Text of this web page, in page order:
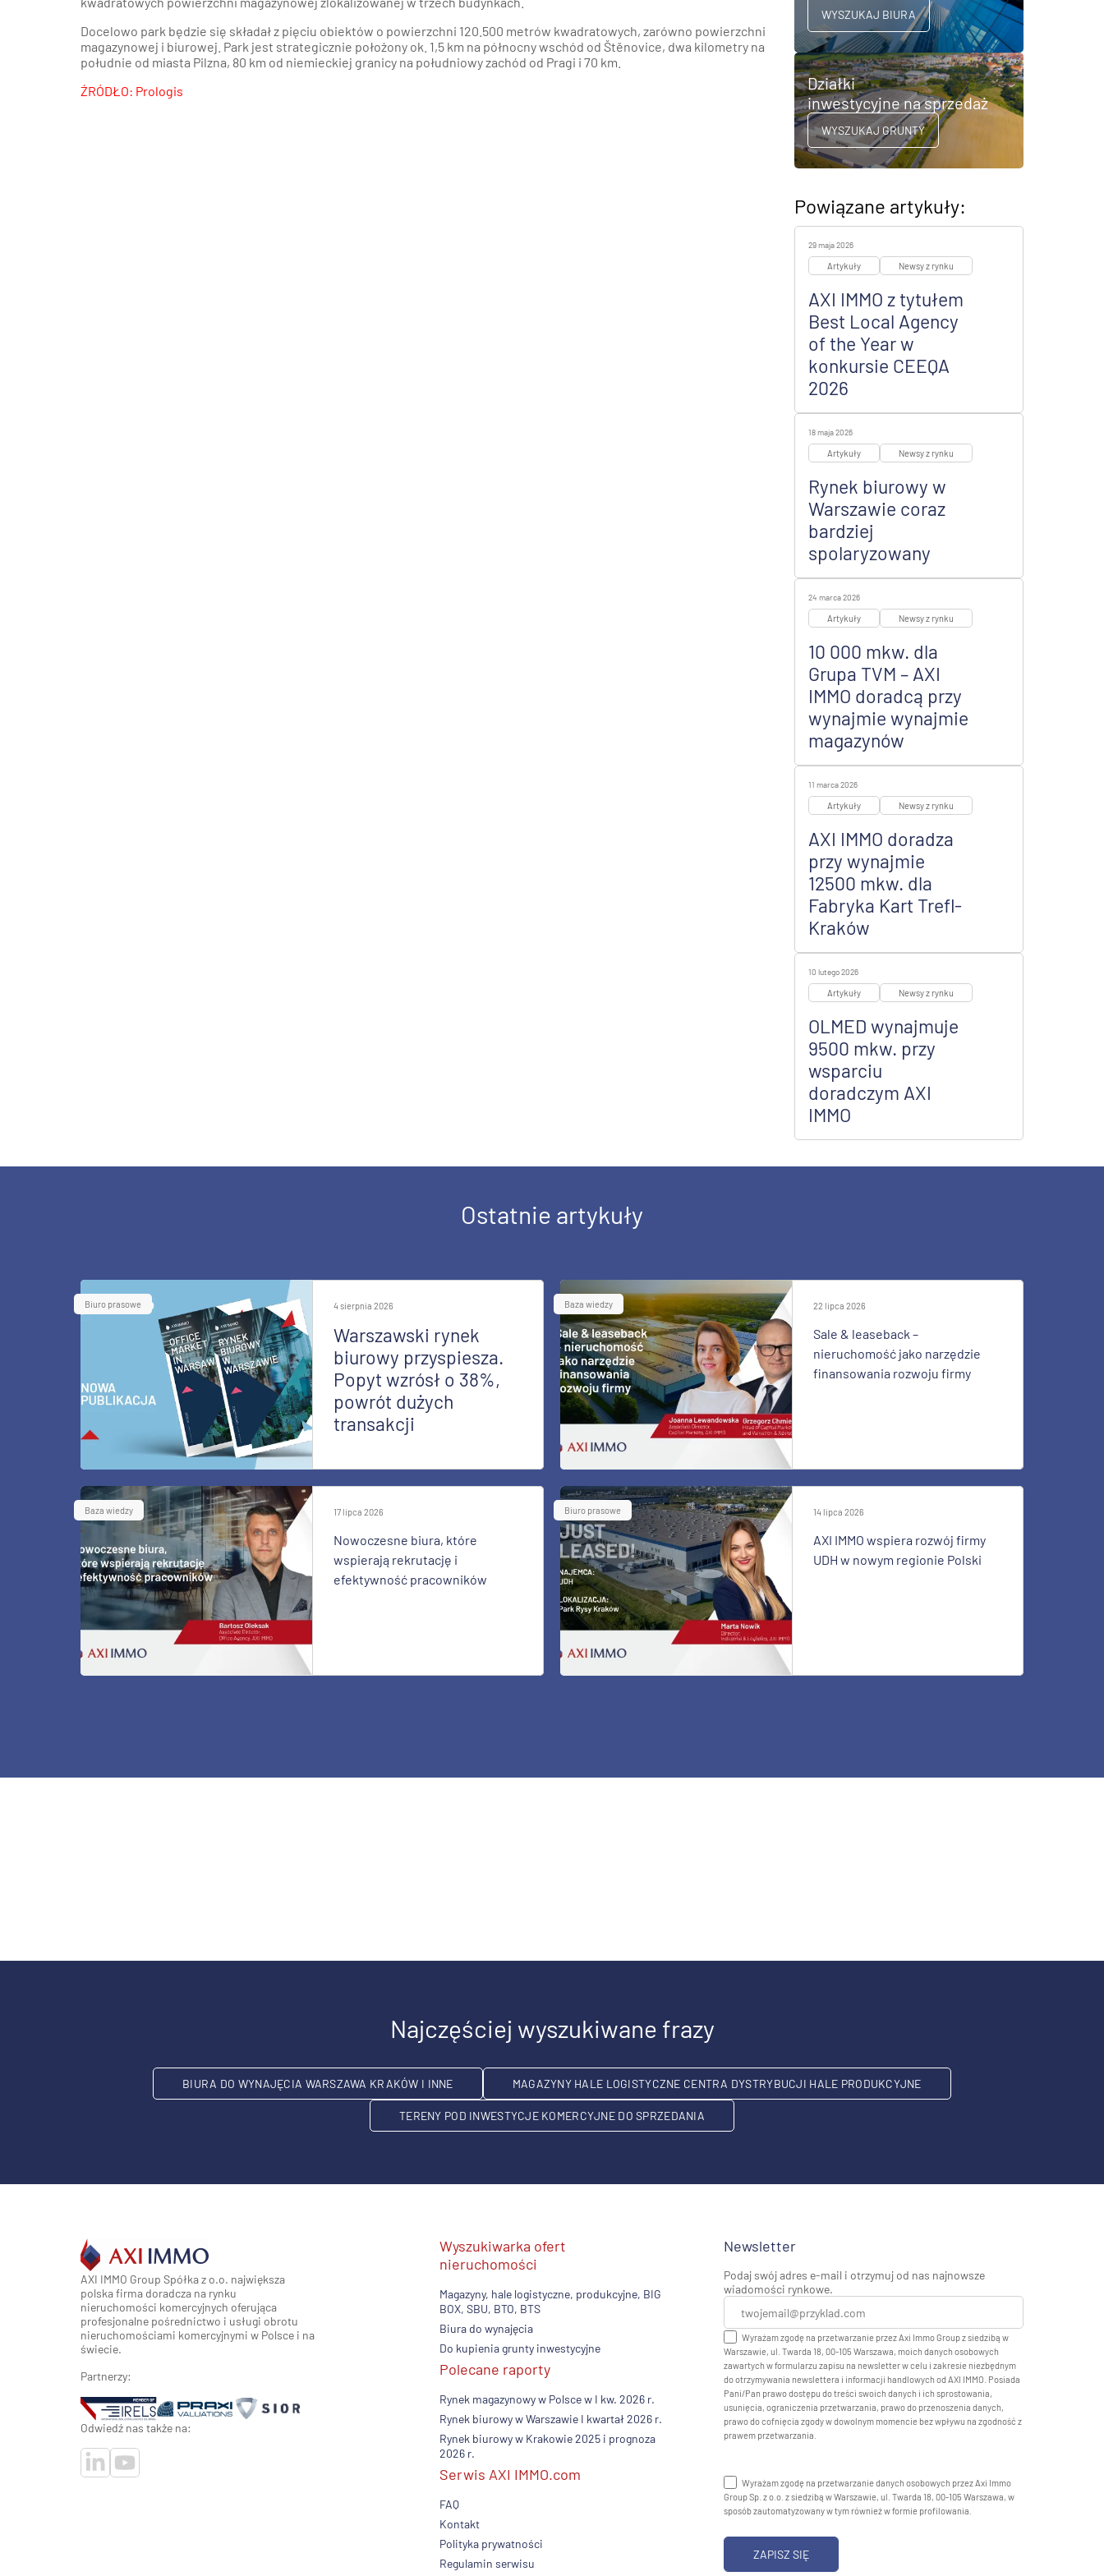
Poznaj nas –
doradcy ds.
najmu i zakupu
logistycznych i
Poznań i okolice
Wrocław i okolice
Docelowo park będzie się składał z pięciu obiektów o powierzchni 120.500 metrów kwadratowych, zarówno powierzchni
magazynowej i biurowej. Park jest strategicznie położony ok. 1,5 km na północny wschód od Štěnovice, dwa kilometry na
południe od miasta Pilzna, 80 km od niemieckiej granicy na południowy zachód od Pragi i 70 km.
ŹRÓDŁO: Prologis
WYSZUKAJ BIURA
Działki
inwestycyjne na sprzedaż
WYSZUKAJ GRUNTY
Powiązane artykuły:
29 maja 2026
Artykuły Newsy z rynku
AXI IMMO z tytułem
Best Local Agency
of the Year w
konkursie CEEQA
2026
18 maja 2026
Artykuły Newsy z rynku
Rynek biurowy w
Warszawie coraz
bardziej
spolaryzowany
24 marca 2026
Artykuły Newsy z rynku
10 000 mkw. dla
Grupa TVM – AXI
IMMO doradcą przy
wynajmie wynajmie
magazynów
11 marca 2026
Artykuły Newsy z rynku
AXI IMMO doradza
przy wynajmie
12500 mkw. dla
Fabryka Kart Trefl-
Kraków
10 lutego 2026
Artykuły Newsy z rynku
OLMED wynajmuje
9500 mkw. przy
wsparciu
doradczym AXI
IMMO
Ostatnie artykuły
Biuro prasowe 4 sierpnia 2026
Warszawski rynek
biurowy przyspiesza.
Popyt wzrósł o 38%,
powrót dużych
transakcji
Baza wiedzy 22 lipca 2026
Sale & leaseback –
nieruchomość jako narzędzie
finansowania rozwoju firmy
Baza wiedzy 17 lipca 2026
Nowoczesne biura, które
wspierają rekrutację i
efektywność pracowników
Biuro prasowe 14 lipca 2026
AXI IMMO wspiera rozwój firmy
UDH w nowym regionie Polski
Najczęściej wyszukiwane frazy
BIURA DO WYNAJĘCIA WARSZAWA KRAKÓW I INNE MAGAZYNY HALE LOGISTYCZNE CENTRA DYSTRYBUCJI HALE PRODUKCYJNE
TERENY POD INWESTYCJE KOMERCYJNE DO SPRZEDANIA
AXI IMMO Group Spółka z o.o. największa
polska firma doradcza na rynku
nieruchomości komercyjnych oferująca
profesjonalne pośrednictwo i usługi obrotu
nieruchomościami komercyjnymi w Polsce i na
świecie.
Partnerzy:
Odwiedź nas także na:
Wyszukiwarka ofert
nieruchomości
Magazyny, hale logistyczne, produkcyjne, BIG
BOX, SBU, BTO, BTS
Biura do wynajęcia
Do kupienia grunty inwestycyjne
Polecane raporty
Rynek magazynowy w Polsce w I kw. 2026 r.
Rynek biurowy w Warszawie I kwartał 2026 r.
Rynek biurowy w Krakowie 2025 i prognoza
2026 r.
Serwis AXI IMMO.com
FAQ
Kontakt
Polityka prywatności
Regulamin serwisu
Newsletter
Podaj swój adres e-mail i otrzymuj od nas najnowsze
wiadomości rynkowe.
Wyrażam zgodę na przetwarzanie przez Axi Immo Group z siedzibą w
Warszawie, ul. Twarda 18, 00-105 Warszawa, moich danych osobowych
zawartych w formularzu zapisu na newsletter w celu i zakresie niezbędnym
do otrzymywania newslettera i informacji handlowych od AXI IMMO. Posiada
Pani/Pan prawo dostępu do treści swoich danych i ich sprostowania,
usunięcia, ograniczenia przetwarzania, prawo do przenoszenia danych,
prawo do cofnięcia zgody w dowolnym momencie bez wpływu na zgodność z
prawem przetwarzania.
Wyrażam zgodę na przetwarzanie danych osobowych przez Axi Immo
Group Sp. z o.o. z siedzibą w Warszawie, ul. Twarda 18, 00-105 Warszawa, w
sposób zautomatyzowany w tym również w formie profilowania.